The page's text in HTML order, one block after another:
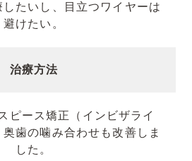
たいし、目立つワイヤーは
避けたい。
治療方法
ピース矯正（インビザライ
歯の噛み合わせも改善しま
した。